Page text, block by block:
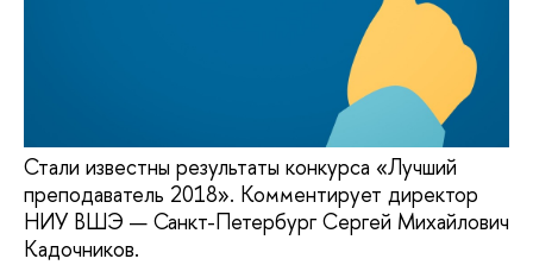
Стали известны результаты конкурса «Лучший
преподаватель 2018». Комментирует директор
НИУ ВШЭ — Санкт-Петербург Сергей Михайлович
Кадочников.